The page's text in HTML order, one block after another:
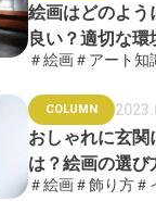
絵画はどのよう
良い？適切な環
法を徹底解説
＃絵画＃アート知
COLUMN
おしゃれに玄関
は？絵画の選び
せて解説
＃絵画＃飾り方＃